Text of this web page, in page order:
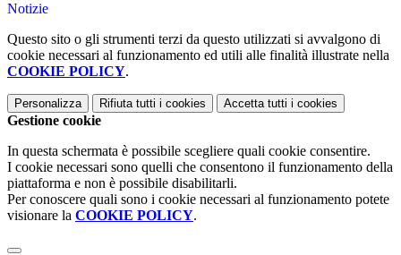
Notizie
Questo sito o gli strumenti terzi da questo utilizzati si avvalgono di
cookie necessari al funzionamento ed utili alle finalità illustrate nella
COOKIE POLICY.
Personalizza Rifiuta tutti i cookies Accetta tutti i cookies
Gestione cookie
In questa schermata è possibile scegliere quali cookie consentire.
I cookie necessari sono quelli che consentono il funzionamento della
piattaforma e non è possibile disabilitarli.
Per conoscere quali sono i cookie necessari al funzionamento potete
visionare la COOKIE POLICY.